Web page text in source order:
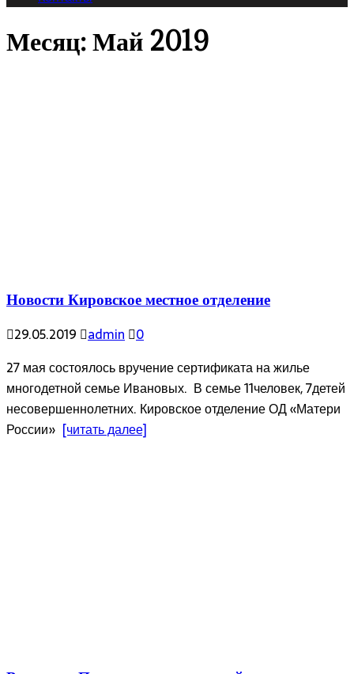
Месяц:Май 2019
Новости Кировское местное отделение
29.05.2019 admin
0
27 мая состоялось вручение сертификата на жилье
многодетной семье Ивановых. В семье 11человек, 7детей
несовершеннолетних. Кировское отделение ОД «Матери
России» [читать далее]